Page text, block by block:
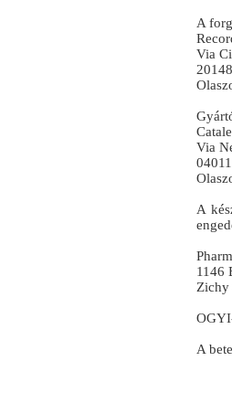
A
Via
Via
A
1146
Zichy
A